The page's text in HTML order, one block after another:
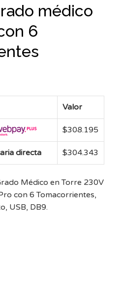
médico
6
Valor
$308.195
directa $304.343
Médico en Torre 230V
con 6 Tomacorrientes,
USB, DB9.